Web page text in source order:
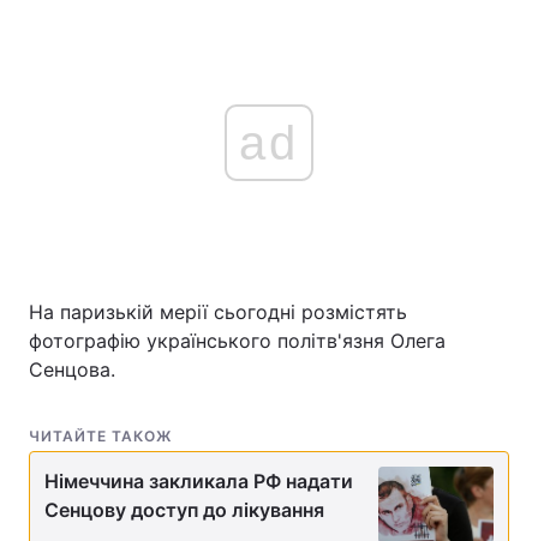
ad
На паризькій мерії сьогодні розмістять
фотографію українського політв'язня Олега
Сенцова.
ЧИТАЙТЕ ТАКОЖ
Німеччина закликала РФ надати
Сенцову доступ до лікування